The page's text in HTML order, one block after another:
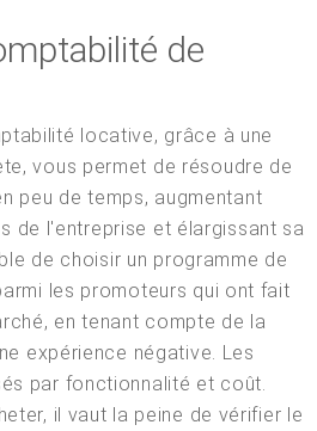
de
locative, grâce à une
vous permet de résoudre de
peu de temps, augmentant
de l'entreprise et élargissant sa
de choisir un programme de
les promoteurs qui ont fait
en tenant compte de la
expérience négative. Les
par fonctionnalité et coût.
il vaut la peine de vérifier le